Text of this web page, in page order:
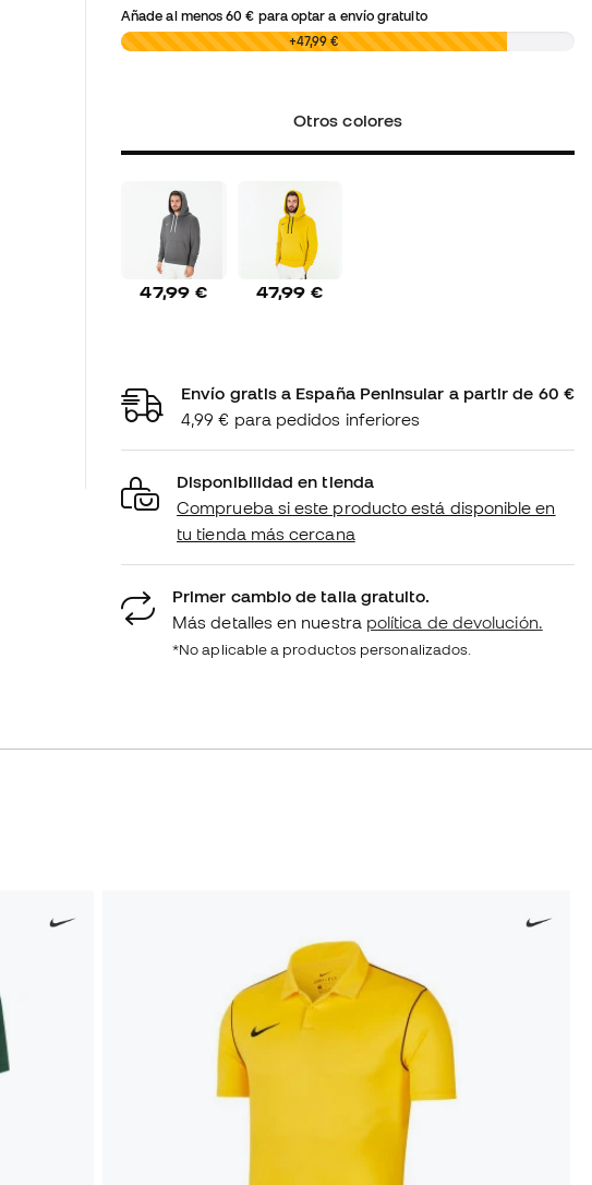
Añade al menos60 € para optar a envío gratuito
0,00 € +47,99 €
Otros colores
47,99 € 47,99 €
Envío gratis a España Peninsular a partir de 60 €
4,99 € para pedidos inferiores
Disponibilidad en tienda
Comprueba si este producto está disponible en
tu tienda más cercana
Primer cambio de talla gratuito.
Más detalles en nuestra política de devolución.
*No aplicable a productos personalizados.